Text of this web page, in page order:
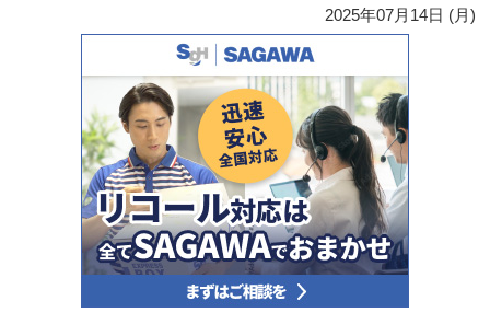
2025年07月14日 (月)